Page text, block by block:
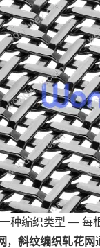
种编织类型 — 每
， 斜纹编织轧花网